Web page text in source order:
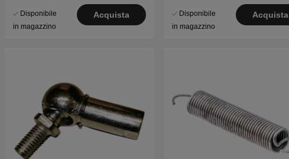
Disponibile
in magazzino
Acquista
Disponibile
in magazzino
Acquista